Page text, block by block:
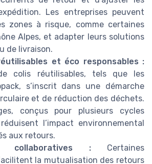
Les entreprises peuvent
zones à risque, comme certaines
Alpes, et adapter leurs solutions
de livraison.
et éco responsables :
colis réutilisables, tels que les
s’inscrit dans une démarche
et de réduction des déchets.
conçus pour plusieurs cycles
l’impact environnemental
aux retours.
collaboratives :Certaines
la mutualisation des retours